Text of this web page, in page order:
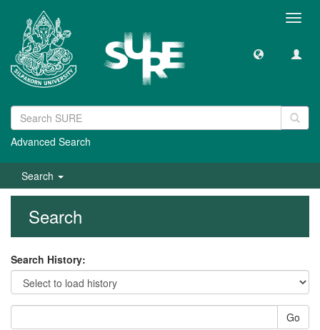
Advanced Search
Search
Search
Search History:
Go